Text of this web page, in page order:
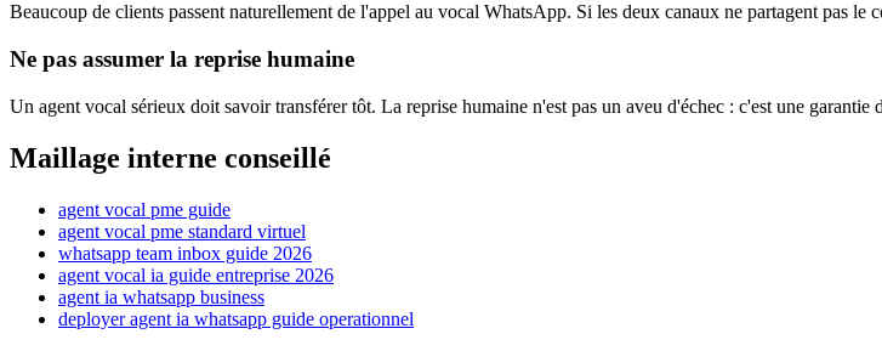
Beaucoup de clients passent naturellement de l'appel au vocal WhatsApp. Si les deux canaux ne partagent pas le
Ne pas assumer la reprise humaine
Un agent vocal sérieux doit savoir transférer tôt. La reprise humaine n'est pas un aveu d'échec : c'est une garantie
Maillage interne conseillé
agent vocal pme guide
agent vocal pme standard virtuel
whatsapp team inbox guide 2026
agent vocal ia guide entreprise 2026
agent ia whatsapp business
deployer agent ia whatsapp guide operationnel